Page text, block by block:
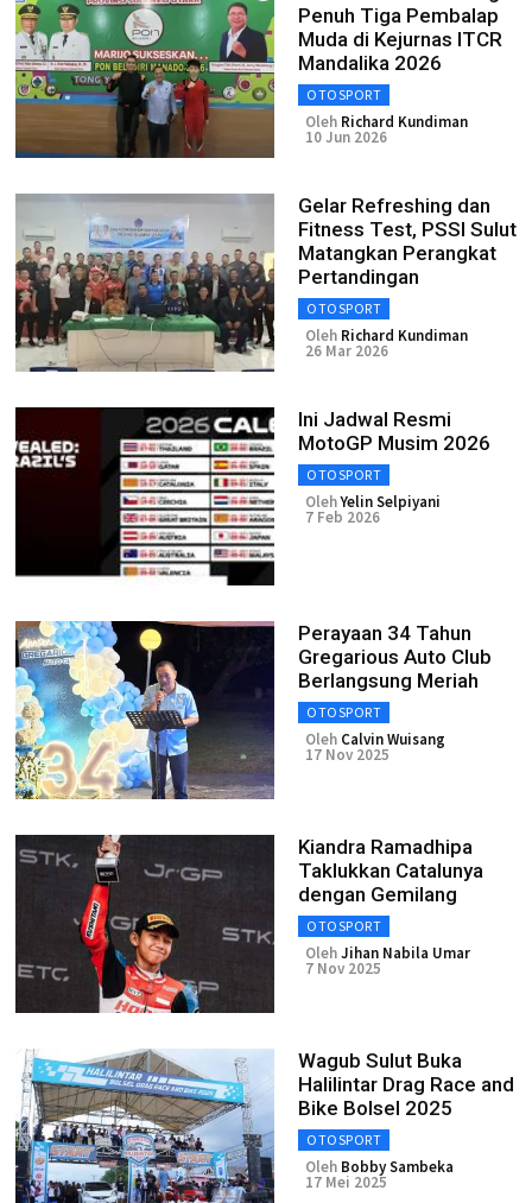
Penuh Tiga Pembalap
Muda di Kejurnas ITCR
Mandalika 2026
OTOSPORT
Oleh Richard Kundiman
10 Jun 2026
Gelar Refreshing dan
Fitness Test, PSSI Sulut
Matangkan Perangkat
Pertandingan
OTOSPORT
Oleh Richard Kundiman
26 Mar 2026
Ini Jadwal Resmi
MotoGP Musim 2026
OTOSPORT
OlehYelin Selpiyani
7 Feb 2026
Perayaan 34 Tahun
Gregarious Auto Club
Berlangsung Meriah
OTOSPORT
Oleh Calvin Wuisang
17 Nov 2025
Kiandra Ramadhipa
Taklukkan Catalunya
dengan Gemilang
OTOSPORT
OlehJihan Nabila Umar
7 Nov 2025
Wagub Sulut Buka
Halilintar Drag Race and
Bike Bolsel 2025
OTOSPORT
Oleh Bobby Sambeka
17 Mei 2025